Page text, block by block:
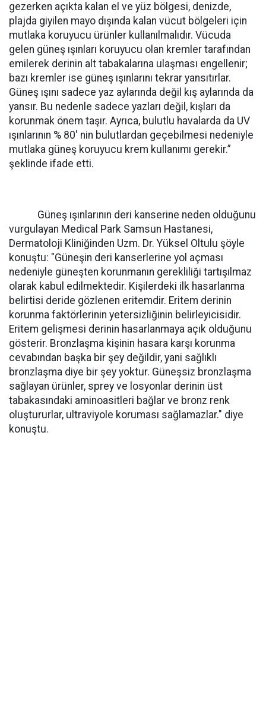
gezerken açıkta kalan el ve yüz bölgesi, denizde,
plajda giyilen mayo dışında kalan vücut bölgeleri için
mutlaka koruyucu ürünler kullanılmalıdır. Vücuda
gelen güneş ışınları koruyucu olan kremler tarafından
emilerek derinin alt tabakalarına ulaşması engellenir;
bazı kremler ise güneş ışınlarını tekrar yansıtırlar.
Güneş ışını sadece yaz aylarında değil kış aylarında da
yansır. Bu nedenle sadece yazları değil, kışları da
korunmak önem taşır. Ayrıca, bulutlu havalarda da UV
ışınlarının % 80′ nin bulutlardan geçebilmesi nedeniyle
mutlaka güneş koruyucu krem kullanımı gerekir.”
şeklinde ifade etti.
Güneş ışınlarının deri kanserine neden olduğunu
vurgulayan Medical Park Samsun Hastanesi,
Dermatoloji Kliniğinden Uzm. Dr. Yüksel Oltulu şöyle
konuştu: "Güneşin deri kanserlerine yol açması
nedeniyle güneşten korunmanın gerekliliği tartışılmaz
olarak kabul edilmektedir. Kişilerdeki ilk hasarlanma
belirtisi deride gözlenen eritemdir. Eritem derinin
korunma faktörlerinin yetersizliğinin belirleyicisidir.
Eritem gelişmesi derinin hasarlanmaya açık olduğunu
gösterir. Bronzlaşma kişinin hasara karşı korunma
cevabından başka bir şey değildir, yani sağlıklı
bronzlaşma diye bir şey yoktur. Güneşsiz bronzlaşma
sağlayan ürünler, sprey ve losyonlar derinin üst
tabakasındaki aminoasitleri bağlar ve bronz renk
oluştururlar, ultraviyole koruması sağlamazlar." diye
konuştu.